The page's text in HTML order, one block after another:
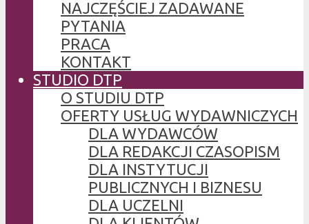
NAJCZĘŚCIEJ ZADAWANE
PYTANIA
PRACA
KONTAKT
STUDIO DTP
O STUDIU DTP
OFERTY USŁUG WYDAWNICZYCH
DLA WYDAWCÓW
DLA REDAKCJI CZASOPISM
DLA INSTYTUCJI
PUBLICZNYCH I BIZNESU
DLA UCZELNI